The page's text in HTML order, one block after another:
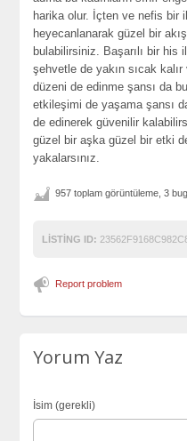
harika olur. İçten ve nefis bir
heyecanlanarak güzel bir
bulabilirsiniz. Başarılı bir his
şehvetle de yakın sıcak
düzeni de edinme şansı da
etkileşimi de yaşama şansı
de edinerek güvenilir
güzel bir aşka güzel bir etki
yakalarsınız.
957 toplam görüntüleme, 3
LISTING ID:
Report problem
Yorum Yaz
İsim (gerekli)